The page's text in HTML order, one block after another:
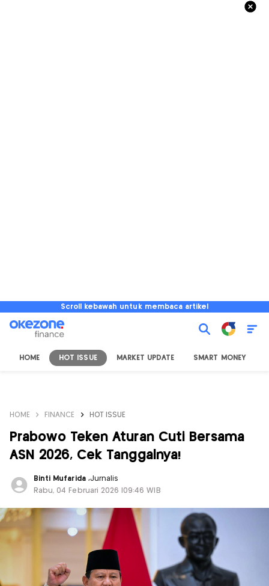
Scroll kebawah untuk membaca artikel
HOME HOT ISSUE MARKET UPDATE SMART MONEY
HOME FINANCE HOT ISSUE
Prabowo Teken Aturan Cuti Bersama
ASN 2026, Cek Tanggalnya!
Binti Mufarida ,Jurnalis
Rabu, 04 Februari 2026 |09:46 WIB